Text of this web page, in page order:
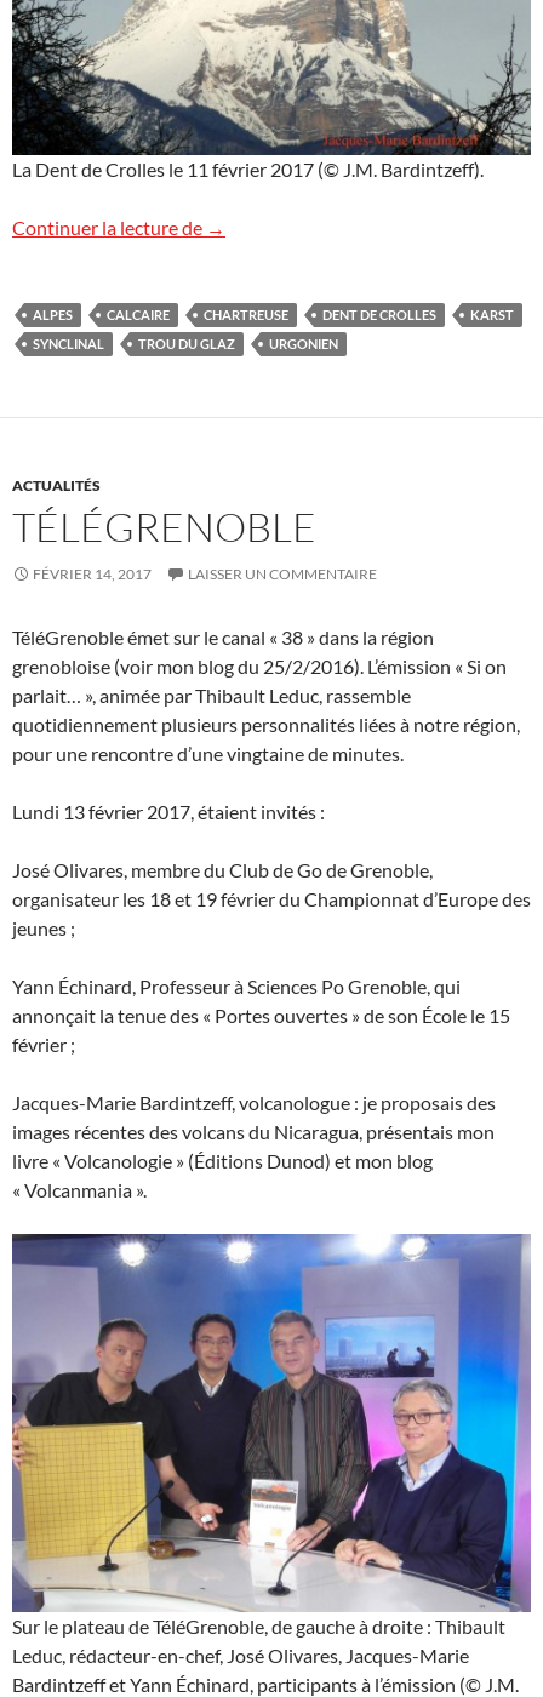
La Dent de Crolles le 11 février 2017 (© J.M. Bardintzeff).
Continuer la lecture de Dent de Crolles
→
ALPES CALCAIRE CHARTREUSE DENT DE CROLLES
KARST
SYNCLINAL
TROU DU GLAZ URGONIEN
ACTUALITÉS
TÉLÉGRENOBLE
FÉVRIER 14, 2017 LAISSER UN COMMENTAIRE
TéléGrenoble émet sur le canal « 38 » dans la région
grenobloise (voir mon blog du 25/2/2016). L’émission « Si on
parlait… », animée par Thibault Leduc, rassemble
quotidiennement plusieurs personnalités liées à notre région,
pour une rencontre d’une vingtaine de minutes.
Lundi 13 février 2017, étaient invités :
José Olivares, membre du Club de Go de Grenoble,
organisateur les 18 et 19 février du Championnat d’Europe des
jeunes ;
Yann Échinard, Professeur à Sciences Po Grenoble, qui
annonçait la tenue des « Portes ouvertes » de son École le 15
février ;
Jacques-Marie Bardintzeff, volcanologue : je proposais des
images récentes des volcans du Nicaragua, présentais mon
livre « Volcanologie » (Éditions Dunod) et mon blog
« Volcanmania ».
Sur le plateau de TéléGrenoble, de gauche à droite : Thibault
Leduc, rédacteur-en-chef, José Olivares, Jacques-Marie
Bardintzeff et Yann Échinard, participants à l’émission (© J.M.